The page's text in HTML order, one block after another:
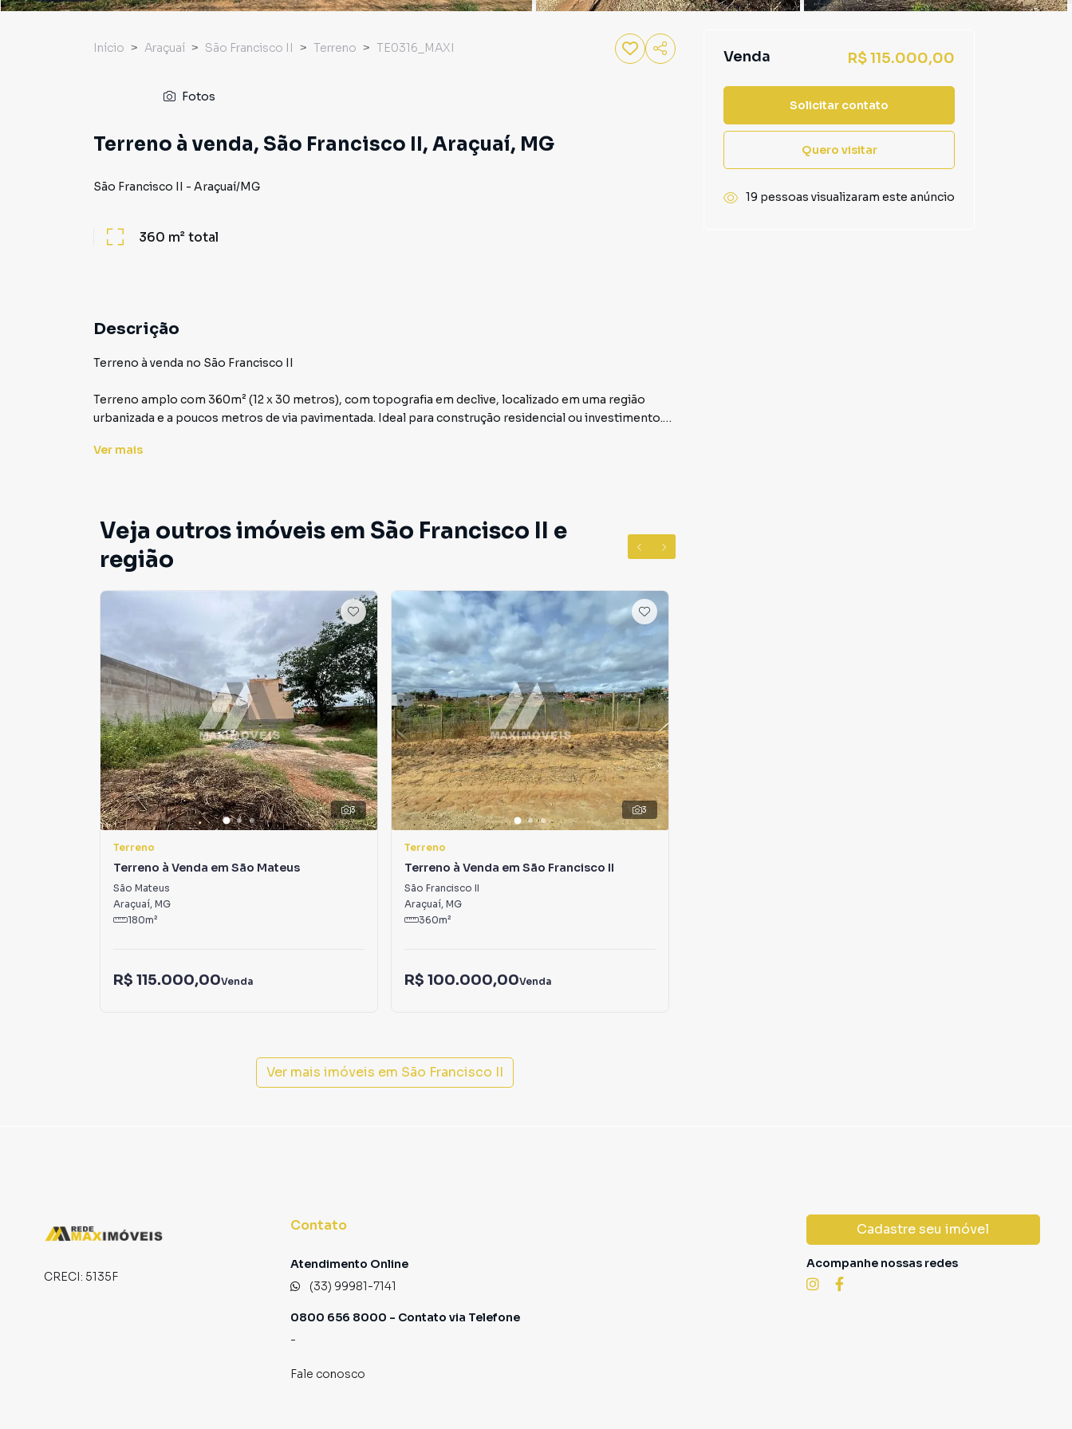
Início Araçuaí São Francisco II Terreno TE0316_MAXI
Fotos
Terreno à venda, São Francisco II, Araçuaí, MG
São Francisco II - Araçuaí/MG
360 m²total
Descrição
Terreno à venda no São Francisco II
Terreno amplo com 360m² (12 x 30 metros), com topografia em declive, localizado em uma região
urbanizada e a poucos metros de via pavimentada. Ideal para construção residencial ou investimento.
A Rede Max Imoveis tem mais opções de apartamentos, casas residenciais e comerciais, sobrados,
terrenos, lojas e barracões para venda ou locação, além de empreendimentos em construção ou
milhares de ofertas para encontrar o imóvel que mais combina com seu estilo de vida.
Negocie seu imóvel de forma totalmente online, com segurança e tranquilidade. Na Rede Max Imoveis
você consegue comprar ou alugar um imóvel em Araçuaí mesmo não estando na cidade e com a
praticidade de fazer tudo online, direto do seu computador ou smartphone. Nós criamos soluções
inovadoras para simplificar a relação de proprietários, inquilinos e compradores com o mercado
imobiliário.
Anuncie seu imóvel! É fácil, rápido e gratuito! A Rede Max Imoveis é uma imobiliária digital com imóveis
em diversas cidades do Brasil, incluindo Araçuaí.
Na Rede Max Imoveis você consegue vender ou alugar seu imóvel muito mais rápido do que em
imobiliárias tradicionais. Já vendemos e locamos diversos imóveis em Araçuaí, especialmente em São
consequência uma maior chance de vender ou alugar seu imóvel mais rápido. Contamos também com
um time de programadores, corretores treinados e uma central de atendimento preparada para
atender proprietários e inquilinos.
Ver mais
Veja outros imóveis em São Francisco II e
região
3
Terreno
Terreno à Venda em São Mateus
São Mateus
Araçuaí, MG
180m²
R$ 115.000,00Venda
3
Terreno
Terreno à Venda em São Francisco II
São Francisco II
Araçuaí, MG
360m²
R$ 100.000,00Venda
Ver mais imóveis em São Francisco II
Venda R$ 115.000,00
Solicitar contato
Quero visitar
19 pessoas visualizaram este anúncio
CRECI: 5135F
Contato
Atendimento Online
(33) 99981-7141
0800 656 8000 - Contato via Telefone
-
Fale conosco
Cadastre seu imóvel
Acompanhe nossas redes